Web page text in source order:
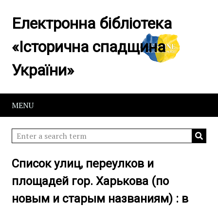
Електронна бібліотека
«Історична спадщина
України»
MENU
Список улиц, переулков и
площадей гор. Харькова (по
новым и старым названиям) : в